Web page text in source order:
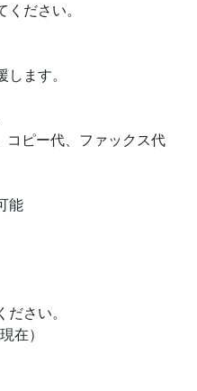
ださい。
ます。
ピー代、ファックス代
能
さい。
在）